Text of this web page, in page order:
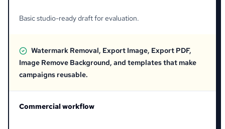
Basic studio-ready draft for evaluation.
Watermark Removal, Export Image, Export PDF,
Image Remove Background, and templates that make
campaigns reusable.
Commercial workflow